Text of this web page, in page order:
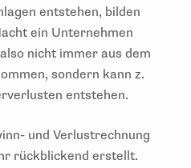
entstehen, bilden
ein Unternehmen
nicht immer aus dem
sondern kann z.
entstehen.
und Verlustrechnung
rückblickend erstellt.